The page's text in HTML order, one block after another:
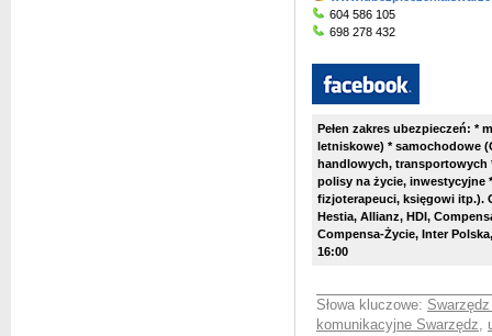
604 586 105
698 278 432
Pełen zakres ubezpieczeń: *
letniskowe) * samochodowe
handlowych, transportowych
polisy na życie, inwestycyjne
fizjoterapeuci, księgowi itp.).
Hestia, Allianz, HDI,
Compensa-Życie, Inter
16:00
Słowa kluczowe:
komunikacyjne Swarzędz,